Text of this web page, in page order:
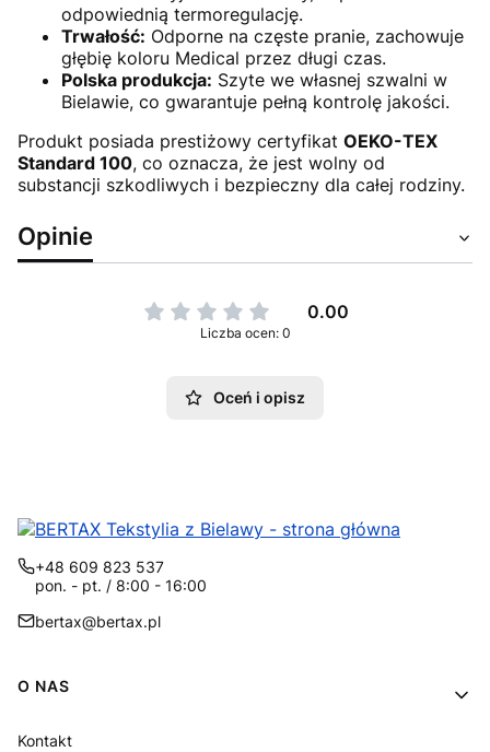
odpowiednią termoregulację.
Trwałość: Odporne na częste pranie, zachowuje
głębię koloru Medical przez długi czas.
Polska produkcja: Szyte we własnej szwalni w
Bielawie, co gwarantuje pełną kontrolę jakości.
Produkt posiada prestiżowy certyfikat OEKO-TEX
Standard 100, co oznacza, że jest wolny od
substancji szkodliwych i bezpieczny dla całej rodziny.
Opinie
0.00
Liczba ocen: 0
Oceń i opisz
+48 609 823 537
pon. - pt. / 8:00 - 16:00
bertax@bertax.pl
Linki w stopce
O NAS
Kontakt